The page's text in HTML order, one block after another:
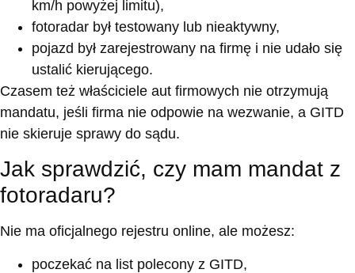
km/h powyżej limitu),
fotoradar był testowany lub nieaktywny,
pojazd był zarejestrowany na firmę i nie udało się
ustalić kierującego.
Czasem też właściciele aut firmowych nie otrzymują
mandatu, jeśli firma nie odpowie na wezwanie, a GITD
nie skieruje sprawy do sądu.
Jak sprawdzić, czy mam mandat z
fotoradaru?
Nie ma oficjalnego rejestru online, ale możesz:
poczekać na list polecony z GITD,